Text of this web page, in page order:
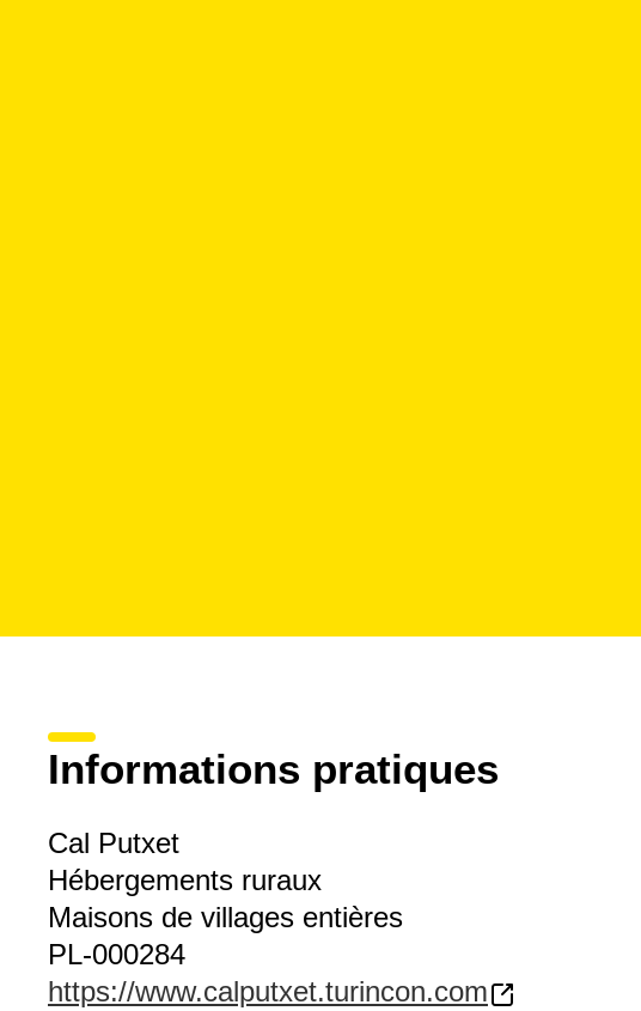
Informations pratiques
Cal Putxet
Hébergements ruraux
Maisons de villages entières
PL-000284
https://www.calputxet.turincon.com